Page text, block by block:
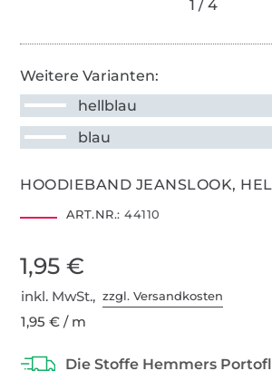
Weitere Varianten:
hellblau
blau
HOODIEBAND JEANSLOOK,
ART.NR.: 44110
1,95 €
inkl. MwSt.,zzgl. Versandkosten
1,95 € / m